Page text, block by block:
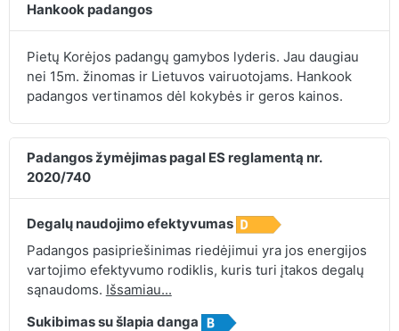
Hankook padangos
Pietų Korėjos padangų gamybos lyderis. Jau daugiau
nei 15m. žinomas ir Lietuvos vairuotojams. Hankook
padangos vertinamos dėl kokybės ir geros kainos.
Padangos žymėjimas pagal ES reglamentą nr.
2020/740
Degalų naudojimo efektyvumas
Padangos pasipriešinimas riedėjimui yra jos energijos
vartojimo efektyvumo rodiklis, kuris turi įtakos degalų
sąnaudoms. Išsamiau...
Sukibimas su šlapia danga